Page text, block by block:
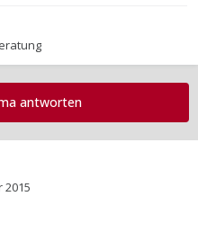
antworten
2015